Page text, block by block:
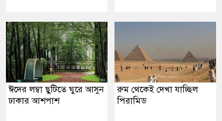
ঈদের লম্বা ছুটিতে ঘুরে আসুন
ঢাকার আশপাশ
রুম থেকেই দেখা যাচ্ছিল
পিরামিড